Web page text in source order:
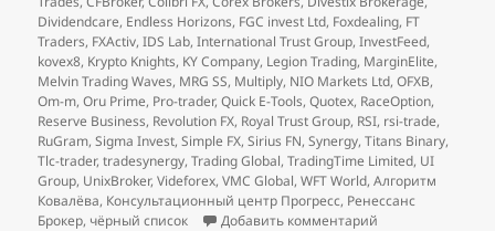
Dividendcare, Endless Horizons, FGC invest Ltd, Foxdealing, FT
Traders, FXActiv,IDS Lab,International Trust Group,InvestFeed,
kovex8, Krypto Knights, KY Company, Legion Trading, MarginElite,
Melvin Trading Waves, MRG SS, Multiply, NIO Markets Ltd,OFXB,
Om-m,Oru Prime, Pro-trader,Quick E-Tools,Quotex, RaceOption,
Reserve Business, Revolution FX, Royal Trust Group, RSI, rsi-trade,
RuGram,Sigma Invest,Simple FX,Sirius FN,Synergy,Titans Binary,
Tlc-trader,tradesynergy,Trading Global,TradingTime Limited, UI
Group, UnixBroker,Videforex,VMC Global,WFT World,Алгоритм
Ковалёва, Консультационный центр Прогресс, Ренессанс
Брокер, чёрный список Добавить комментарий